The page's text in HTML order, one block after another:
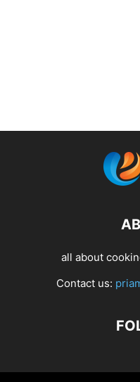
all about
Contact us: